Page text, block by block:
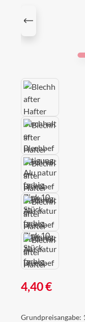
Regulärer Preis:
4,40 €
Grundpreisangabe: